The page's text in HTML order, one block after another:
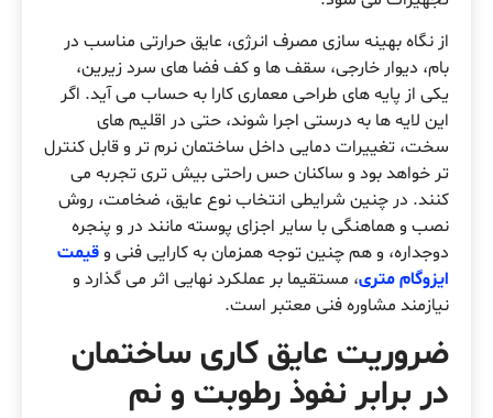
از نگاه بهینه سازی مصرف انرژی، عایق حرارتی مناسب در
بام، دیوار خارجی، سقف ها و کف فضا های سرد زیرین،
یکی از پایه های طراحی معماری کارا به حساب می آید. اگر
این لایه ها به درستی اجرا شوند، حتی در اقلیم های
سخت، تغییرات دمایی داخل ساختمان نرم تر و قابل کنترل
تر خواهد بود و ساکنان حس راحتی بیش تری تجربه می
کنند. در چنین شرایطی انتخاب نوع عایق، ضخامت، روش
نصب و هماهنگی با سایر اجزای پوسته مانند در و پنجره
دوجداره، و هم چنین توجه همزمان به کارایی فنی وقیمت
ایزوگام متری، مستقیما بر عملکرد نهایی اثر می گذارد و
نیازمند مشاوره فنی معتبر است.
ضروریت عایق کاری ساختمان
در برابر نفوذ رطوبت و نم